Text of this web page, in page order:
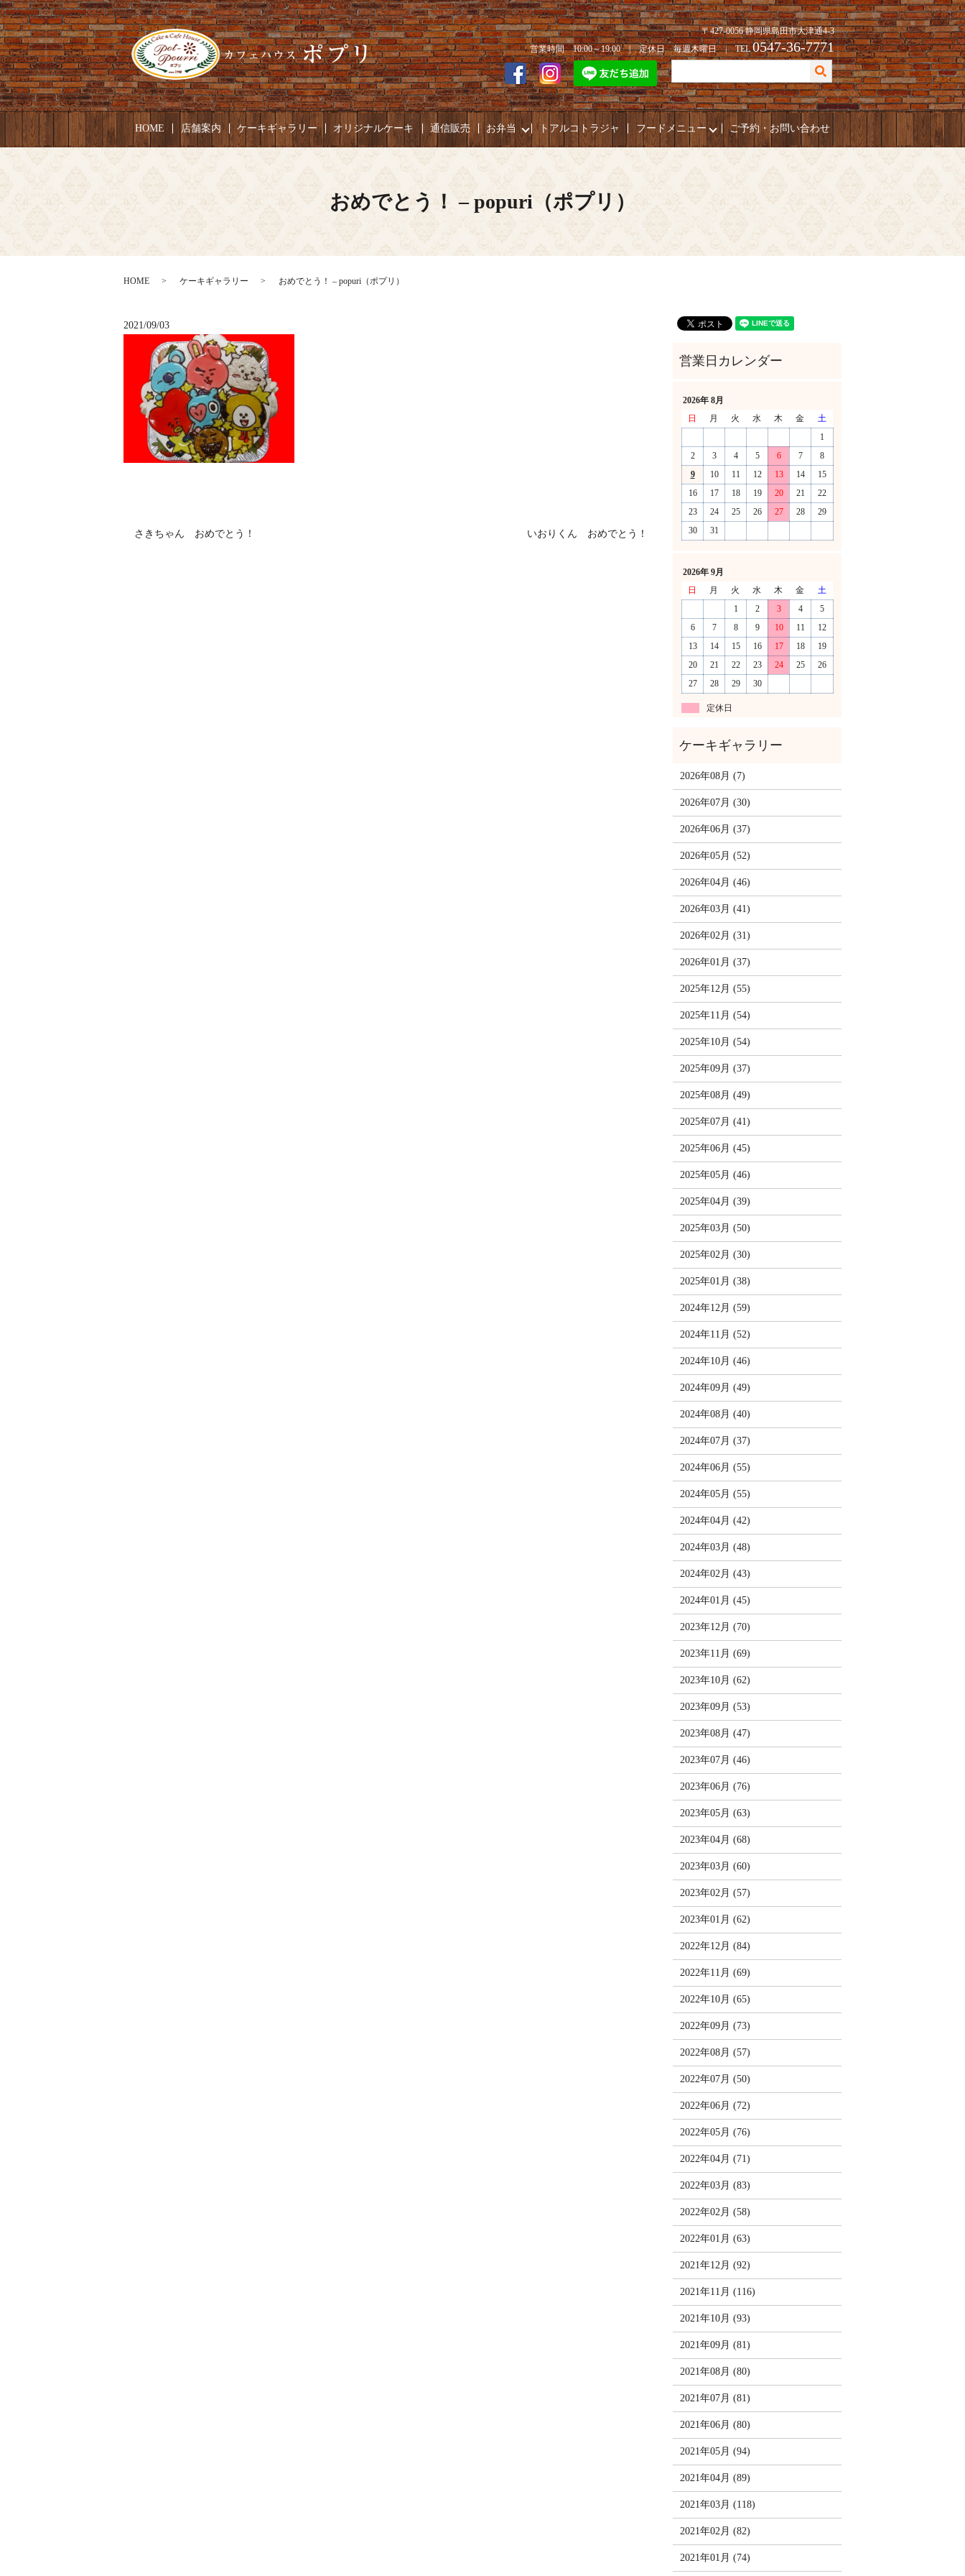
〒427-0056 静岡県島田市大津通4-3
営業時間 10:00～19:00 | 定休日 毎週木曜日 | TEL0547-36-7771
HOME 店舗案内 ケーキギャラリー オリジナルケーキ 通信販売 お弁当 トアルコトラジャ フードメニュー ご予約・お問い合わせ
おめでとう！ – popuri（ポプリ）
HOME ケーキギャラリー おめでとう！ – popuri（ポプリ）
2021/09/03
さきちゃん おめでとう！ いおりくん おめでとう！
2026年 8月
日
月 火 水 木 金
土
1
2
3 4 5 6 7
8
9
10 11 12 13 14
15
16
17 18 19 20 21
22
23
24 25 26 27 28
29
30
31
2026年 9月
日
月 火 水 木 金
土
1
2 3 4
5
6
7 8 9 10 11
12
13
14 15 16 17 18
19
20
21 22 23 24 25
26
27
28 29 30
定休日
2026年08月 (7)
2026年07月 (30)
2026年06月 (37)
2026年05月 (52)
2026年04月 (46)
2026年03月 (41)
2026年02月 (31)
2026年01月 (37)
2025年12月 (55)
2025年11月 (54)
2025年10月 (54)
2025年09月 (37)
2025年08月 (49)
2025年07月 (41)
2025年06月 (45)
2025年05月 (46)
2025年04月 (39)
2025年03月 (50)
2025年02月 (30)
2025年01月 (38)
2024年12月 (59)
2024年11月 (52)
2024年10月 (46)
2024年09月 (49)
2024年08月 (40)
2024年07月 (37)
2024年06月 (55)
2024年05月 (55)
2024年04月 (42)
2024年03月 (48)
2024年02月 (43)
2024年01月 (45)
2023年12月 (70)
2023年11月 (69)
2023年10月 (62)
2023年09月 (53)
2023年08月 (47)
2023年07月 (46)
2023年06月 (76)
2023年05月 (63)
2023年04月 (68)
2023年03月 (60)
2023年02月 (57)
2023年01月 (62)
2022年12月 (84)
2022年11月 (69)
2022年10月 (65)
2022年09月 (73)
2022年08月 (57)
2022年07月 (50)
2022年06月 (72)
2022年05月 (76)
2022年04月 (71)
2022年03月 (83)
2022年02月 (58)
2022年01月 (63)
2021年12月 (92)
2021年11月 (116)
2021年10月 (93)
2021年09月 (81)
2021年08月 (80)
2021年07月 (81)
2021年06月 (80)
2021年05月 (94)
2021年04月 (89)
2021年03月 (118)
2021年02月 (82)
2021年01月 (74)